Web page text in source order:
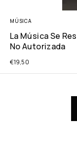
MÚSICA
La Música Se
No Autorizada
€19,50